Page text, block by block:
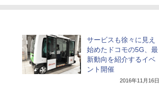
サービスも徐々に見え
始めたドコモの5G、最
新動向を紹介するイベ
ント開催
2016年11月16日